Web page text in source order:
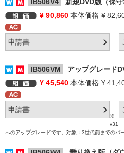
¥ 90,860 本体価格 ¥
IB506VM
アップグレード
¥ 45,540 本体価格 ¥
※
v31
へのアップグレードです。対象：3世代前までのバ